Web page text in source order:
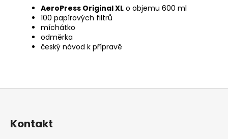
AeroPress Original XL o objemu 600 ml
100 papírových filtrů
míchátko
odměrka
český návod k přípravě
Z
Kontakt